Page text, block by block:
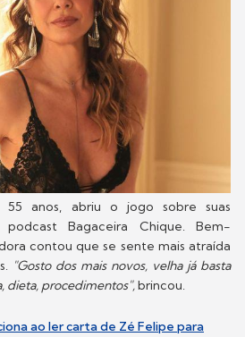
anos, abriu o jogo sobre suas
Bagaceira Chique. Bem-
contou que se sente mais atraída
"Gosto dos mais novos, velha já basta
dieta, procedimentos",brincou.
ao ler carta de Zé Felipe para